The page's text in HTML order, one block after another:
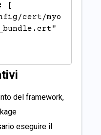
[
cert/myo
del framework,
eseguire il